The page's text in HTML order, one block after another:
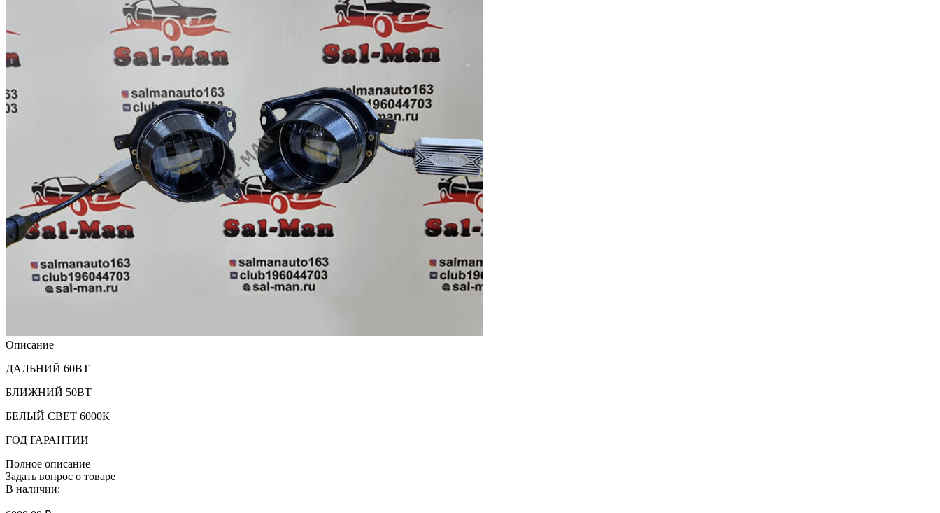
Описание
ДАЛЬНИЙ 60ВТ
БЛИЖНИЙ 50ВТ
БЕЛЫЙ СВЕТ 6000К
ГОД ГАРАНТИИ
Полное описание
Задать вопрос о товаре
В наличии: